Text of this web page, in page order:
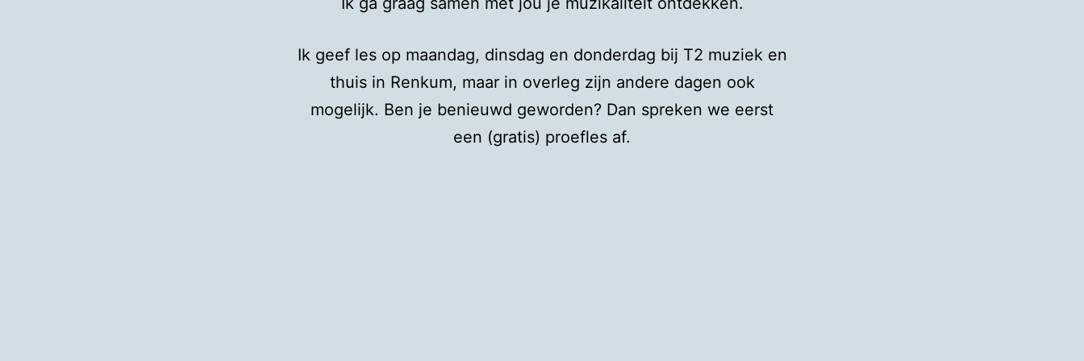
Ik geef les op maandag, dinsdag en donderdag bij T2 muziek en
thuis in Renkum, maar in overleg zijn andere dagen ook
mogelijk. Ben je benieuwd geworden? Dan spreken we eerst
een (gratis) proefles af.